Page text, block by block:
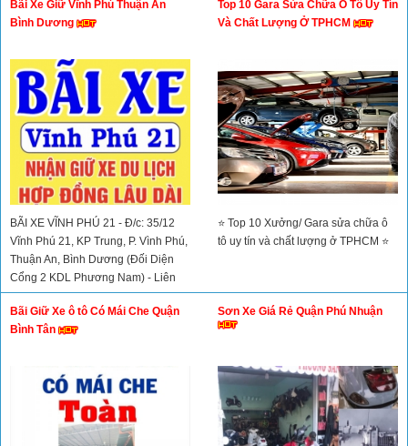
Bãi Xe Giữ Vĩnh Phú Thuận An
Bình Dương
BÃI XE VĨNH PHÚ 21 - Đ/c: 35/12
Vĩnh Phú 21, KP Trung, P. Vình Phú,
Thuận An, Bình Dương (Đối Diện
Cổng 2 KDL Phương Nam) - Liên
Hệ: 0908526516 - 0909526516 A.
Toàn
Top 10 Gara Sửa Chữa Ô Tô Uy Tín
Và Chất Lượng Ở TPHCM
⭐ Top 10 Xưởng/ Gara sửa chữa ô
tô uy tín và chất lượng ở TPHCM ⭐
Bãi Giữ Xe ô tô Có Mái Che Quận
Bình Tân
Sơn Xe Giá Rẻ Quận Phú Nhuận